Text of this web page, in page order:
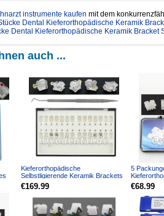
instrumente kaufen mit dem
Dental Kieferorthopädische Keramik
Dental Kieferorthopädische Keramik Bracket
auch ...
Kieferorthopädische
Selbstligierende Keramik Brackets
Roth 0,022 3-4-5 Mit Haken...
€169.99
5
Bracket
Ha...
€68.99